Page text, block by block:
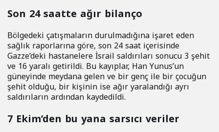
Son 24 saatte ağır bilanço
Bölgedeki çatışmaların durulmadığına işaret eden
sağlık raporlarına göre, son 24 saat içerisinde
Gazze’deki hastanelere İsrail saldırıları sonucu 3 şehit
ve 16 yaralı getirildi. Bu kayıplar, Han Yunus’un
güneyinde meydana gelen ve bir genç ile bir çocuğun
şehit olduğu, bir kişinin ise ağır yaralandığı ayrı
saldırıların ardından kaydedildi.
7 Ekim’den bu yana sarsıcı veriler